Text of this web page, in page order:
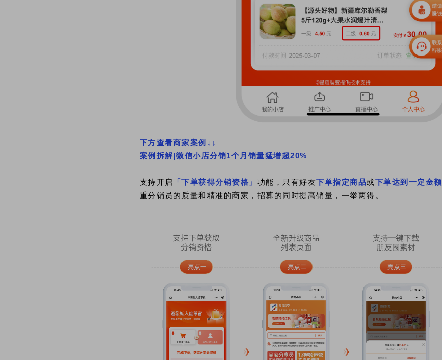
下方查看商家案例 ↓↓
案例拆解|微信小店分销1个月销量猛增超20%
支持开启 「下单获得分销资格」 功能 ，只有好友下单指定商品或下单达到一定金额
重分销员的质量和精准的商家，招募的同时提高销量，一举两得。